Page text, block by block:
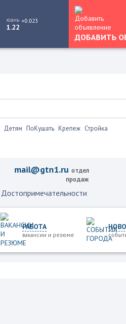
юань
1.22
+0.023
ДОБАВИТЬ
Детям ПоКушать Крепеж Стройка
mail@gtn1.ru отдел
продаж
Достопримечательности
РАБОТА
вакансии и резюме